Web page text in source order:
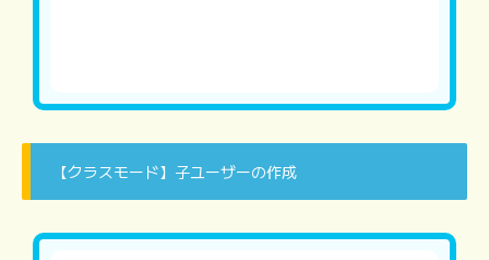
【クラスモード】子ユーザーの作成